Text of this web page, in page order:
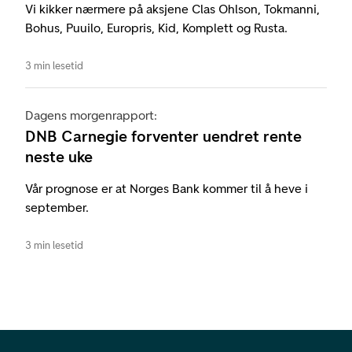
Vi kikker nærmere på aksjene Clas Ohlson, Tokmanni,
Bohus, Puuilo, Europris, Kid, Komplett og Rusta.
3 min lesetid
Dagens morgenrapport:
DNB Carnegie forventer uendret rente
neste uke
Vår prognose er at Norges Bank kommer til å heve i
september.
3 min lesetid